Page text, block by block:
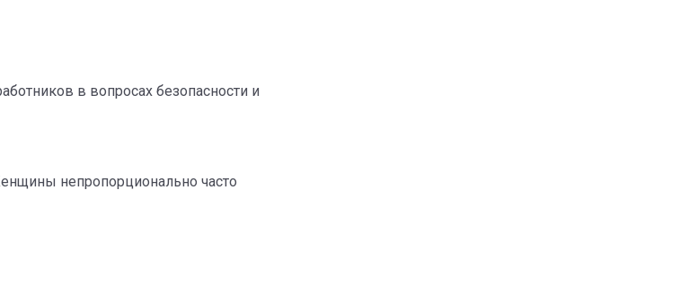
в вопросах безопасности и
непропорционально часто